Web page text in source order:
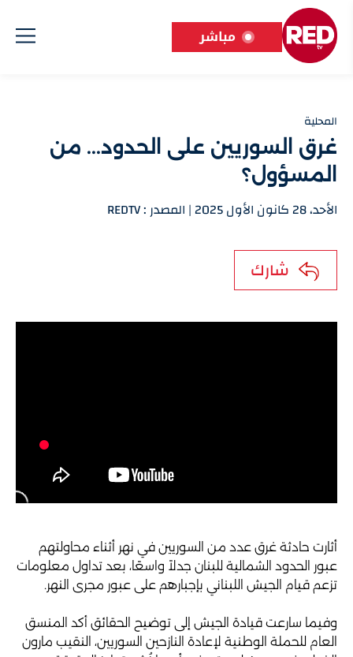
مباشر
المحلية
غرق السوريين على الحدود... من
المسؤول؟
الأحد، 28 كانون الأول 2025 | المصدر : REDTV
شارك
أثارت حادثة غرق عدد من السوريين في نهر أثناء محاولتهم
عبور الحدود الشمالية للبنان جدلاً واسعًا، بعد تداول معلومات
تزعم قيام الجيش اللبناني بإجبارهم على عبور مجرى النهر.
وفيما سارعت قيادة الجيش إلى توضيح الحقائق أكد المنسق
العام للحملة الوطنية لإعادة النازحين السوريين، النقيب مارون